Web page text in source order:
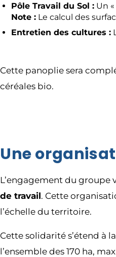
Pôle Travail du Sol : Un
Note : Le calcul des
Entretien des cultures :
Cette panoplie sera
céréales bio.
Une
L’engagement du groupe
de travail. Cette
l’échelle du territoire.
Cette solidarité s’étend à
l’ensemble des 170 ha,